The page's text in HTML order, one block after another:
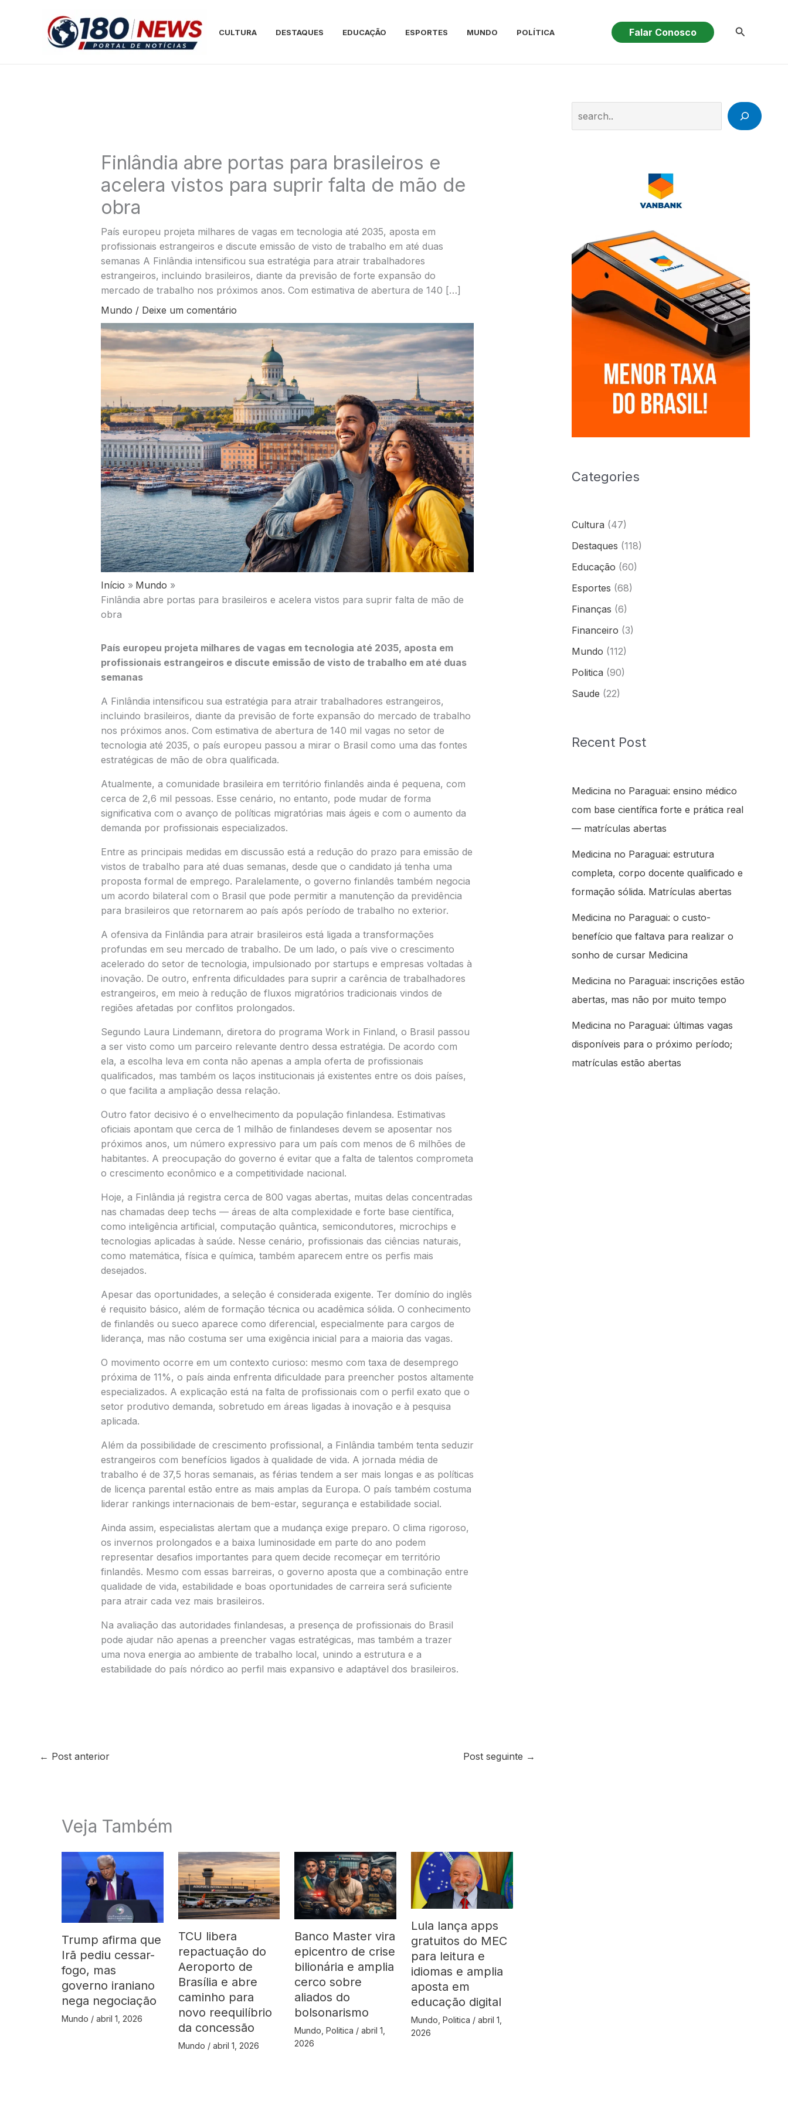
CULTURA DESTAQUES EDUCAÇÃO ESPORTES MUNDO POLÍTICA Falar Conosco Pesquisar
Finlândia abre portas para brasileiros e
acelera vistos para suprir falta de mão de
obra
País europeu projeta milhares de vagas em tecnologia até 2035, aposta em
profissionais estrangeiros e discute emissão de visto de trabalho em até duas
semanas A Finlândia intensificou sua estratégia para atrair trabalhadores
estrangeiros, incluindo brasileiros, diante da previsão de forte expansão do
mercado de trabalho nos próximos anos. Com estimativa de abertura de 140 […]
Mundo / Deixe um comentário
Início
Mundo
Finlândia abre portas para brasileiros e acelera vistos para suprir falta de mão de
obra
País europeu projeta milhares de vagas em tecnologia até 2035, aposta em
profissionais estrangeiros e discute emissão de visto de trabalho em até duas
semanas
A Finlândia intensificou sua estratégia para atrair trabalhadores estrangeiros,
incluindo brasileiros, diante da previsão de forte expansão do mercado de trabalho
nos próximos anos. Com estimativa de abertura de 140 mil vagas no setor de
tecnologia até 2035, o país europeu passou a mirar o Brasil como uma das fontes
estratégicas de mão de obra qualificada.
Atualmente, a comunidade brasileira em território finlandês ainda é pequena, com
cerca de 2,6 mil pessoas. Esse cenário, no entanto, pode mudar de forma
significativa com o avanço de políticas migratórias mais ágeis e com o aumento da
demanda por profissionais especializados.
Entre as principais medidas em discussão está a redução do prazo para emissão de
vistos de trabalho para até duas semanas, desde que o candidato já tenha uma
proposta formal de emprego. Paralelamente, o governo finlandês também negocia
um acordo bilateral com o Brasil que pode permitir a manutenção da previdência
para brasileiros que retornarem ao país após período de trabalho no exterior.
A ofensiva da Finlândia para atrair brasileiros está ligada a transformações
profundas em seu mercado de trabalho. De um lado, o país vive o crescimento
acelerado do setor de tecnologia, impulsionado por startups e empresas voltadas à
inovação. De outro, enfrenta dificuldades para suprir a carência de trabalhadores
estrangeiros, em meio à redução de fluxos migratórios tradicionais vindos de
regiões afetadas por conflitos prolongados.
Segundo Laura Lindemann, diretora do programa Work in Finland, o Brasil passou
a ser visto como um parceiro relevante dentro dessa estratégia. De acordo com
ela, a escolha leva em conta não apenas a ampla oferta de profissionais
qualificados, mas também os laços institucionais já existentes entre os dois países,
o que facilita a ampliação dessa relação.
Outro fator decisivo é o envelhecimento da população finlandesa. Estimativas
oficiais apontam que cerca de 1 milhão de finlandeses devem se aposentar nos
próximos anos, um número expressivo para um país com menos de 6 milhões de
habitantes. A preocupação do governo é evitar que a falta de talentos comprometa
o crescimento econômico e a competitividade nacional.
Hoje, a Finlândia já registra cerca de 800 vagas abertas, muitas delas concentradas
nas chamadas deep techs — áreas de alta complexidade e forte base científica,
como inteligência artificial, computação quântica, semicondutores, microchips e
tecnologias aplicadas à saúde. Nesse cenário, profissionais das ciências naturais,
como matemática, física e química, também aparecem entre os perfis mais
desejados.
Apesar das oportunidades, a seleção é considerada exigente. Ter domínio do inglês
é requisito básico, além de formação técnica ou acadêmica sólida. O conhecimento
de finlandês ou sueco aparece como diferencial, especialmente para cargos de
liderança, mas não costuma ser uma exigência inicial para a maioria das vagas.
O movimento ocorre em um contexto curioso: mesmo com taxa de desemprego
próxima de 11%, o país ainda enfrenta dificuldade para preencher postos altamente
especializados. A explicação está na falta de profissionais com o perfil exato que o
setor produtivo demanda, sobretudo em áreas ligadas à inovação e à pesquisa
aplicada.
Além da possibilidade de crescimento profissional, a Finlândia também tenta seduzir
estrangeiros com benefícios ligados à qualidade de vida. A jornada média de
trabalho é de 37,5 horas semanais, as férias tendem a ser mais longas e as políticas
de licença parental estão entre as mais amplas da Europa. O país também costuma
liderar rankings internacionais de bem-estar, segurança e estabilidade social.
Ainda assim, especialistas alertam que a mudança exige preparo. O clima rigoroso,
os invernos prolongados e a baixa luminosidade em parte do ano podem
representar desafios importantes para quem decide recomeçar em território
finlandês. Mesmo com essas barreiras, o governo aposta que a combinação entre
qualidade de vida, estabilidade e boas oportunidades de carreira será suficiente
para atrair cada vez mais brasileiros.
Na avaliação das autoridades finlandesas, a presença de profissionais do Brasil
pode ajudar não apenas a preencher vagas estratégicas, mas também a trazer
uma nova energia ao ambiente de trabalho local, unindo a estrutura e a
estabilidade do país nórdico ao perfil mais expansivo e adaptável dos brasileiros.
← Post anterior Post seguinte →
Veja Também
Trump afirma que
Irã pediu cessar-
fogo, mas
governo iraniano
nega negociação
Mundo / abril 1, 2026
TCU libera
repactuação do
Aeroporto de
Brasília e abre
caminho para
novo reequilíbrio
da concessão
Mundo / abril 1, 2026
Banco Master vira
epicentro de crise
bilionária e amplia
cerco sobre
aliados do
bolsonarismo
Mundo,Politica /abril 1,
2026
Lula lança apps
gratuitos do MEC
para leitura e
idiomas e amplia
aposta em
educação digital
Mundo ,Politica /abril 1,
2026
Categories
Cultura (47)
Destaques (118)
Educação (60)
Esportes (68)
Finanças (6)
Financeiro (3)
Mundo (112)
Politica (90)
Saude (22)
Recent Post
Medicina no Paraguai: ensino médico
com base científica forte e prática real
— matrículas abertas
Medicina no Paraguai: estrutura
completa, corpo docente qualificado e
formação sólida. Matrículas abertas
Medicina no Paraguai: o custo-
benefício que faltava para realizar o
sonho de cursar Medicina
Medicina no Paraguai: inscrições estão
abertas, mas não por muito tempo
Medicina no Paraguai: últimas vagas
disponíveis para o próximo período;
matrículas estão abertas